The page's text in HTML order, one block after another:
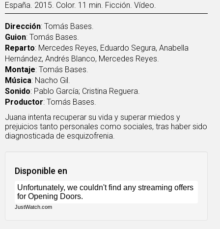
España. 2015. Color. 11 min. Ficción. Vídeo.
Dirección: Tomás Bases.
Guion: Tomás Bases.
Reparto: Mercedes Reyes, Eduardo Segura, Anabella
Hernández, Andrés Blanco, Mercedes Reyes.
Montaje: Tomás Bases.
Música: Nacho Gil.
Sonido: Pablo García; Cristina Reguera.
Productor: Tomás Bases.
Juana intenta recuperar su vida y superar miedos y
prejuicios tanto personales como sociales, tras haber sido
diagnosticada de esquizofrenia.
Disponible en
JustWatch.com